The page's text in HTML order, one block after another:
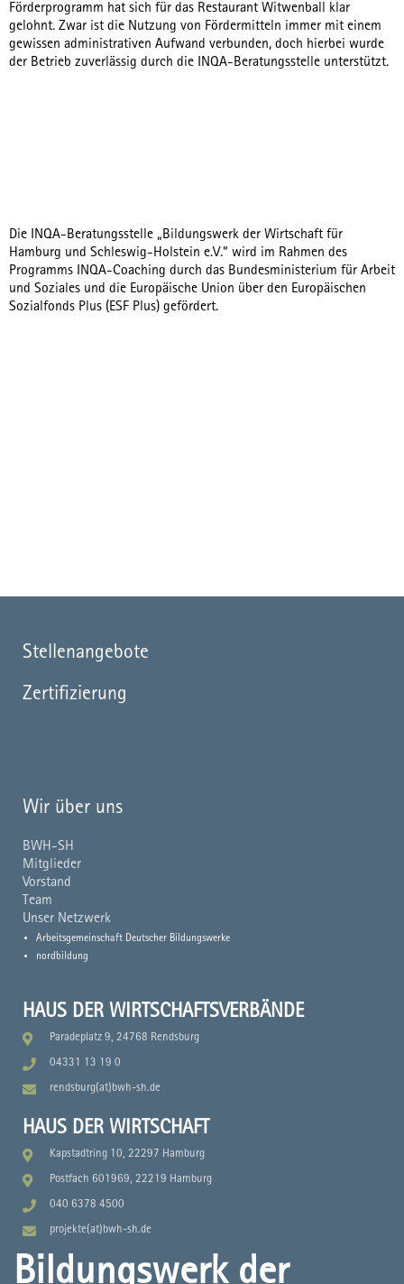
Förderprogramm hat sich für das Restaurant Witwenball klar
gelohnt. Zwar ist die Nutzung von Fördermitteln immer mit einem
gewissen administrativen Aufwand verbunden, doch hierbei wurde
der Betrieb zuverlässig durch die INQA-Beratungsstelle unterstützt.
Die INQA-Beratungsstelle „Bildungswerk der Wirtschaft für
Hamburg und Schleswig-Holstein e.V.“ wird im Rahmen des
Programms INQA-Coaching durch das Bundesministerium für Arbeit
und Soziales und die Europäische Union über den Europäischen
Sozialfonds Plus (ESF Plus) gefördert.
Bildungswerk der
HAUS DER WIRTSCHAFTSVERBÄNDE
Paradeplatz 9, 24768 Rendsburg
04331 13 19 0
rendsburg(at)bwh-sh.de
HAUS DER WIRTSCHAFT
Kapstadtring 10, 22297 Hamburg
Postfach 601969, 22219 Hamburg
040 6378 4500
projekte(at)bwh-sh.de
Wir über uns
BWH-SH
Mitglieder
Vorstand
Team
Unser Netzwerk
Arbeitsgemeinschaft Deutscher Bildungswerke
nordbildung
Stellenangebote
Zertifizierung